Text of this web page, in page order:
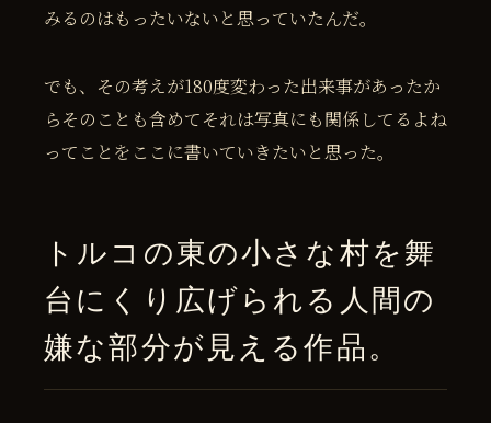
みるのはもったいないと思っていたんだ。
でも、その考えが180度変わった出来事があったか
らそのことも含めてそれは写真にも関係してるよね
ってことをここに書いていきたいと思った。
トルコの東の小さな村を舞
台にくり広げられる人間の
嫌な部分が見える作品。